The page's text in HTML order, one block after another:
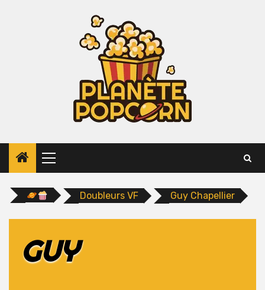
Primary
Menu
Doubleurs VF Guy Chapellier
GUY